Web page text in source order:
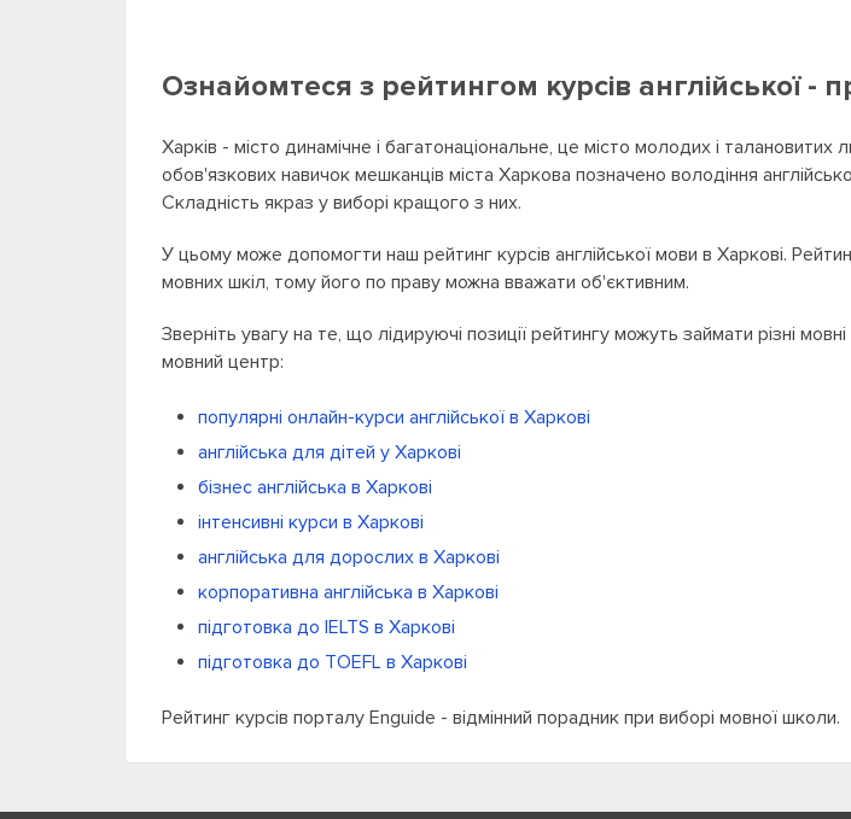
Ознайомтеся з рейтингом курсів англійської -
Харків - місто динамічне і багатонаціональне, це місто молодих і
обов'язкових навичок мешканців міста Харкова позначено володіння
Складність якраз у виборі кращого з них.
У цьому може допомогти наш рейтинг курсів англійської мови в Харкові.
мовних шкіл, тому його по праву можна вважати об'єктивним.
Зверніть увагу на те, що лідируючі позиції рейтингу можуть займати різні
мовний центр:
популярні онлайн-курси англійської в Харкові
англійська для дітей у Харкові
бізнес англійська в Харкові
інтенсивні курси в Харкові
англійська для дорослих в Харкові
корпоративна англійська в Харкові
підготовка до IELTS в Харкові
підготовка до TOEFL в Харкові
Рейтинг курсів порталу Enguide - відмінний порадник при виборі мовної школи.